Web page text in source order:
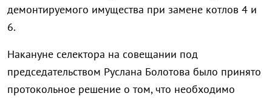
демонтируемого имущества при замене котлов 4 и
6.
Накануне селектора на совещании под
председательством Руслана Болотова было принято
протокольное решение о том, что необходимо